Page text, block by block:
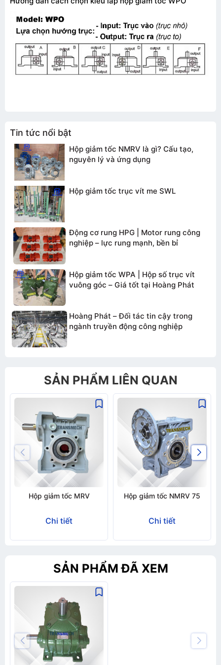
Gửi thông tin
Tin tức nổi bật
Hộp giảm tốc NMRV là gì? Cấu tạo,
nguyên lý và ứng dụng
Hộp giảm tốc trục vít me SWL
Động cơ rung HPG | Motor rung công
nghiệp – lực rung mạnh, bền bỉ
Hộp giảm tốc WPA | Hộp số trục vít
vuông góc – Giá tốt tại Hoàng Phát
Hoàng Phát – Đối tác tin cậy trong
ngành truyền động công nghiệp
SẢN PHẨM LIÊN QUAN
Hộp giảm tốc MRV
Chi tiết
Hộp giảm tốc NMRV 75
Chi tiết
SẢN PHẨM ĐÃ XEM